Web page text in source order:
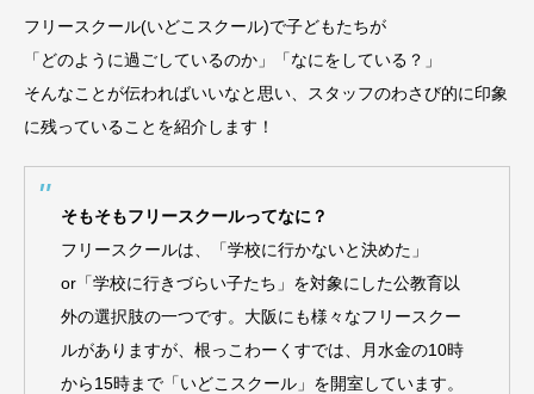
フリースクール(いどこスクール)で子どもたちが
「どのように過ごしているのか」「なにをしている？」
そんなことが伝わればいいなと思い、スタッフのわさび的に印象
に残っていることを紹介します！
そもそもフリースクールってなに？
フリースクールは、「学校に行かないと決めた」
or「学校に行きづらい子たち」を対象にした公教育以
外の選択肢の一つです。大阪にも様々なフリースクー
ルがありますが、根っこわーくすでは、月水金の10時
から15時まで「いどこスクール」を開室しています。